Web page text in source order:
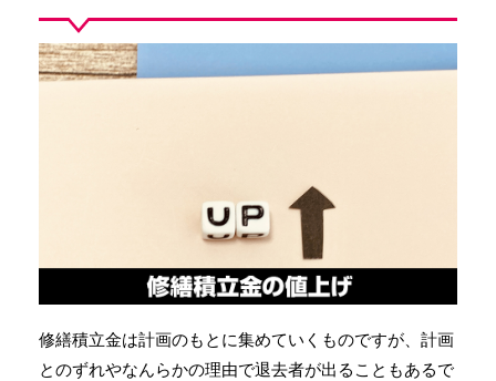
修繕積立金は計画のもとに集めていくものですが、計画
とのずれやなんらかの理由で退去者が出ることもあるで